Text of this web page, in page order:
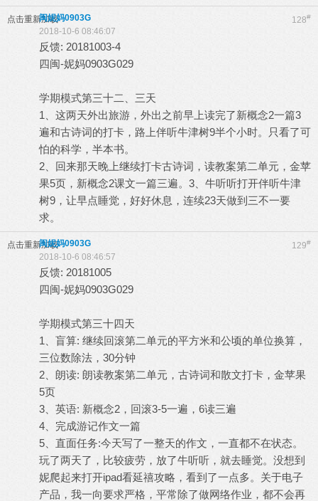
点击重新加载 128#
闽妮妈0903G
2018-10-6 08:46:07
反馈: 20181003-4
四闽-妮妈0903G029
学期模式第三十二、三天
1、这两天外出旅游，外出之前早上读完了新概念2一篇3
遍和古诗词的打卡，路上伴听牛津树9半个小时。只看了可
怕的科学，半本书。
2、回来那天晚上继续打卡古诗词，读教案第二单元，金苹
果5页，新概念2课文一篇三遍。3、牛听听打开伴听牛津
树9，让早点睡觉，好好休息，连续23天做到三不一要
求。
点击重新加载 129#
闽妮妈0903G
2018-10-6 08:46:57
反馈: 20181005
四闽-妮妈0903G029
学期模式第三十四天
1、盲算: 继续回滚第二单元的平方米和公顷的单位换算，
三位数除法，30分钟
2、朗读: 朗读教案第二单元，古诗词和散文打卡，金苹果
5页
3、英语: 新概念2，回滚3-5一遍，6读三遍
4、完成游记作文一篇
5、直面任务:今天写了一整天的作文，一直都不在状态。
玩了两天了，比较疲劳，放了牛听听，就去睡觉。没想到
妮爬起来打开ipad看延禧攻略，看到了一点多。关于电子
产品，我一向要求严格，平常除了做网络作业，都不会再